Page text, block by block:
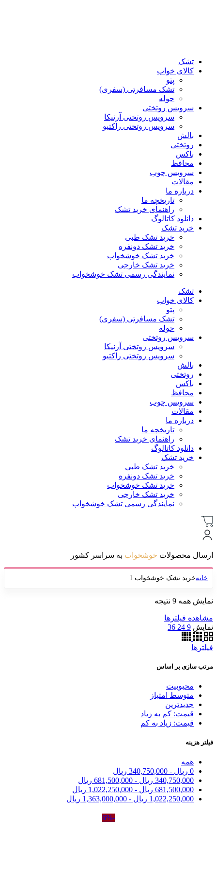
تشک
کالای خواب
پتو
تشک مسافرتی (سفری)
حوله
سرویس روتختی
سرویس روتختی آرنیکا
سرویس روتختی راکتیو
بالش
روتختی
باکس
محافظ
سرویس چوب
مقالات
درباره ما
تاریخچه ما
راهنمای خرید تشک
دانلود کاتالوگ
خرید تشک
خرید تشک طبی
خرید تشک دونفره
خرید تشک خوشخواب
خرید تشک خارجی
نمایندگی رسمی تشک خوشخواب
تشک
کالای خواب
پتو
تشک مسافرتی (سفری)
حوله
سرویس روتختی
سرویس روتختی آرنیکا
سرویس روتختی راکتیو
بالش
روتختی
باکس
محافظ
سرویس چوب
مقالات
درباره ما
تاریخچه ما
راهنمای خرید تشک
دانلود کاتالوگ
خرید تشک
خرید تشک طبی
خرید تشک دونفره
خرید تشک خوشخواب
خرید تشک خارجی
نمایندگی رسمی تشک خوشخواب
ارسال محصولات خوشخواب به سراسر کشور
خانهخرید تشک خوشخواب 1
نمایش همه 9 نتیجه
مشاهده فیلترها
نمایش 9
24
36
فیلترها
مرتب سازی بر اساس
محبوبیت
متوسط امتیاز
جدیدترین
قیمت: کم به زیاد
قیمت: زیاد به کم
فیلتر هزینه
همه
0 ریال -
340,750,000 ریال
340,750,000 ریال -
681,500,000 ریال
681,500,000 ریال -
1,022,250,000 ریال
1,022,250,000 ریال -
1,363,000,000 ریال
-6%